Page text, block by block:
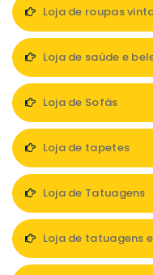
Loja de roupas
Loja de saúde e
Loja de Sofás
Loja de tapetes
Loja de Tatuagens
Loja de tatuagens